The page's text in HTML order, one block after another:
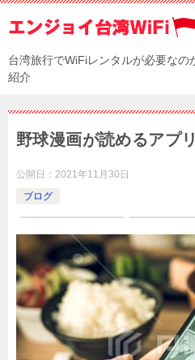
台湾旅行でWiFiレンタルが必要な
紹介
野球漫画が読めるアプ
公開日： 2021年11月30日
ブログ